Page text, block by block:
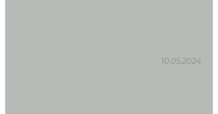
10.05.2024